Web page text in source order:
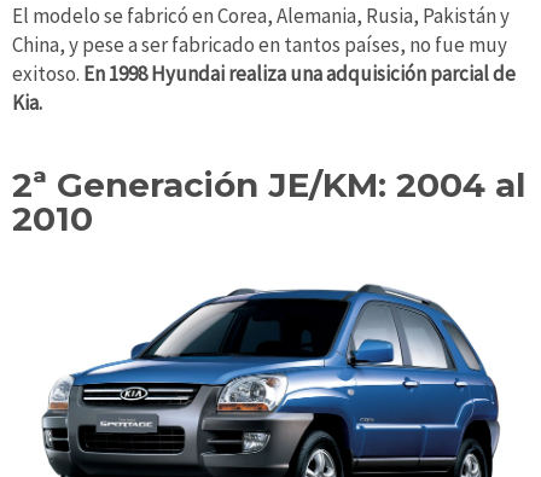
El modelo se fabricó en Corea, Alemania, Rusia, Pakistán y
China, y pese a ser fabricado en tantos países, no fue muy
exitoso. En 1998 Hyundai realiza una adquisición parcial de
Kia.
2ª Generación JE/KM: 2004 al
2010